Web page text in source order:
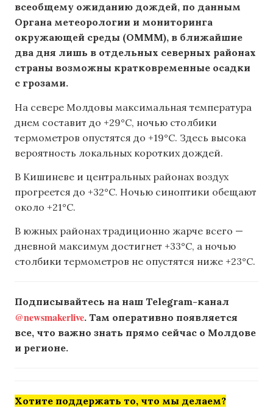
всеобщему ожиданию дождей, по данным
Органа метеорологии и мониторинга
окружающей среды (OMMM), в ближайшие
два дня лишь в отдельных северных районах
страны возможны кратковременные осадки
с грозами.
На севере Молдовы максимальная температура
днем составит до +29°C, ночью столбики
термометров опустятся до +19°C. Здесь высока
вероятность локальных коротких дождей.
В Кишиневе и центральных районах воздух
прогреется до +32°C. Ночью синоптики обещают
около +21°C.
В южных районах традиционно жарче всего —
дневной максимум достигнет +33°C, а ночью
столбики термометров не опустятся ниже +23°C.
Подписывайтесь на наш Telegram-канал
@newsmakerlive. Там оперативно появляется
все, что важно знать прямо сейчас о Молдове
и регионе.
Хотите поддержать то, что мы делаем?